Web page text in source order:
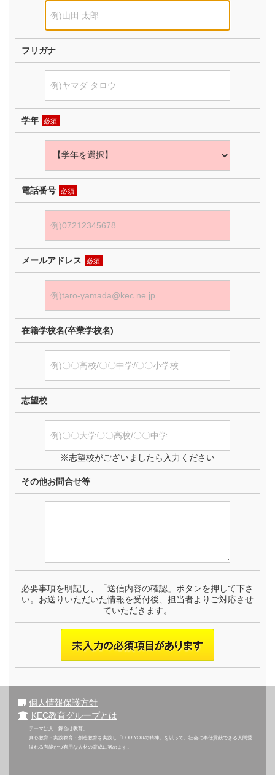
フリガナ
学年 必須
電話番号 必須
メールアドレス 必須
在籍学校名(卒業学校名)
志望校
※志望校がございましたら入力ください
その他お問合せ等
必要事項を明記し、「送信内容の確認」ボタンを押して下さ
い。お送りいただいた情報を受付後、担当者よりご対応させ
ていただきます。
個人情報保護方針
KEC教育グループとは
テーマは人 舞台は教育。
真心教育・実践教育・創造教育を実践し「FOR YOUの精神」を以って、社会に奉仕貢献できる人間愛
溢れる有能かつ有用な人材の育成に努めます。